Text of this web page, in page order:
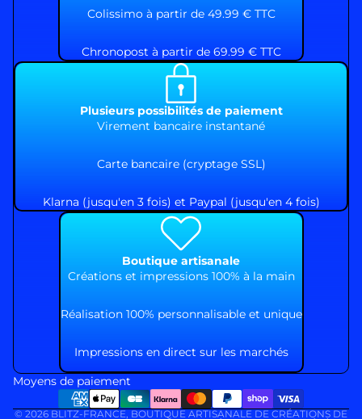
Colissimo à partir de 49.99 € TTC
Chronopost à partir de 69.99 € TTC
Plusieurs possibilités de paiement
Virement bancaire instantané
Carte bancaire (cryptage SSL)
Klarna (jusqu'en 3 fois) et Paypal (jusqu'en 4 fois)
Boutique artisanale
Créations et impressions 100% à la main
Réalisation 100% personnalisable et unique
Impressions en direct sur les marchés
Moyens de paiement
© 2026 BLITZ-FRANCE, BOUTIQUE ARTISANALE DE CRÉATIONS DE